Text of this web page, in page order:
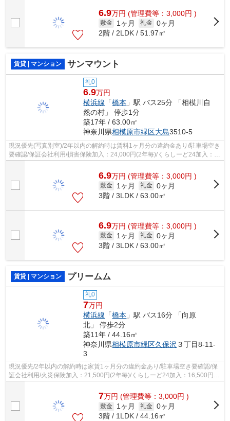
6.9万円 (管理費等：3,000円 )
敷金 1ヶ月 礼金 0ヶ月
2階 / 2LDK / 51.97㎡
賃貸 | マンション サンマウント
礼0
6.9万円
横浜線 「橋本 」駅 バス25分 「相模川自
然の村」 停歩1分
築17年 / 63.00㎡
神奈川県相模原市緑区大島3510-5
現況優先(写真別室)/2年以内の解約時は賃料1ヶ月分の違約金あり/駐車場空き
要確認/保証会社利用/損害保険加入：24,000円(2年毎)/くらしーど24加入：
6.9万円 (管理費等：3,000円 )
敷金 1ヶ月 礼金 0ヶ月
3階 / 3LDK / 63.00㎡
6.9万円 (管理費等：3,000円 )
敷金 1ヶ月 礼金 0ヶ月
3階 / 3LDK / 63.00㎡
賃貸 | マンション プリームム
礼0
7万円
横浜線 「橋本 」駅 バス16分 「向原
北」 停歩2分
築11年 / 44.16㎡
神奈川県相模原市緑区久保沢 ３丁目8-11-
3
現況優先/2年以内の解約時は家賃1ヶ月分の違約金あり/駐車場空き要確認/保
証会社利用/火災保険加入：21,500円(2年毎)/くらしーど24加入：16,500円(2
年毎)/駐輪場(125ccバイク相談可)/...
7万円 (管理費等：3,000円 )
敷金 1ヶ月 礼金 0ヶ月
3階 / 1LDK / 44.16㎡